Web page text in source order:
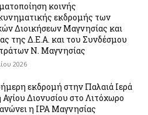
κοινής
εκδρομής των
Διοικήσεων Μαγνησίας και
της Δ.Ε.Α. και του Συνδέσμου
Ν. Μαγνησίας
2026
εκδρομή στην Παλαιά Ιερά
Διονυσίου στο Λιτόχωρο
η IPA Μαγνησίας